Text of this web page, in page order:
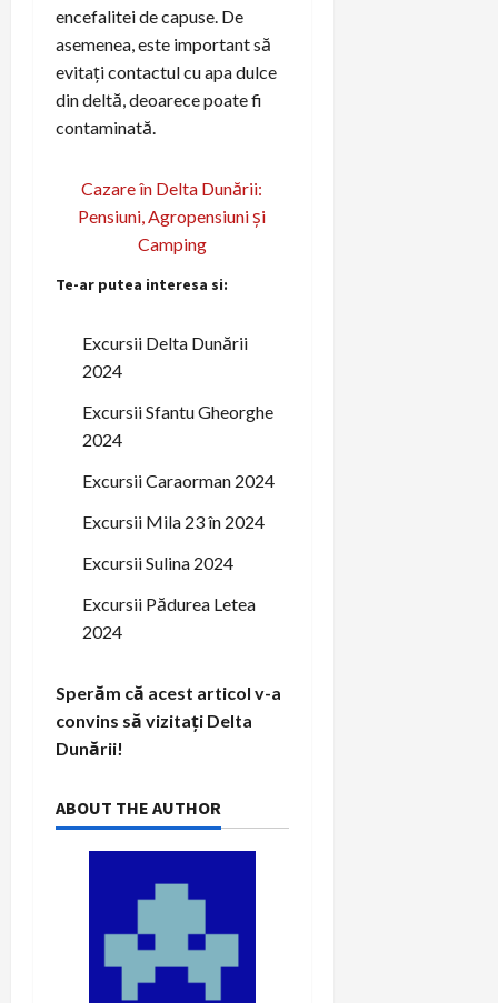
encefalitei de capuse. De
asemenea, este important să
evitați contactul cu apa dulce
din deltă, deoarece poate fi
contaminată.
Cazare în Delta Dunării:
Pensiuni, Agropensiuni și
Camping
Te-ar putea interesa si:
Excursii Delta Dunării
2024
Excursii Sfantu Gheorghe
2024
Excursii Caraorman 2024
Excursii Mila 23 în 2024
Excursii Sulina 2024
Excursii Pădurea Letea
2024
Sperăm că acest articol v-a
convins să vizitați Delta
Dunării!
ABOUT THE AUTHOR